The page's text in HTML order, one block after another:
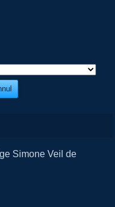
Simone Veil de